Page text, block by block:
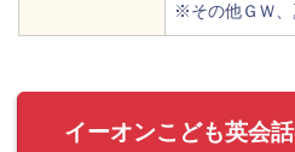
※その他ＧＷ、
イーオンこども英会